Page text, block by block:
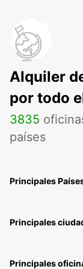
Alquiler
por todo
3835
países
Principales
Principales
Principales